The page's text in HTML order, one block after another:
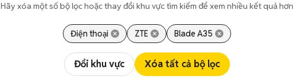
Hãy xóa một số bộ lọc hoặc thay đổi khu vực tìm kiếm để xem nhiều kết quả hơn
Điện thoại ZTE Blade A35
Đổi khu vực Xóa tất cả bộ lọc